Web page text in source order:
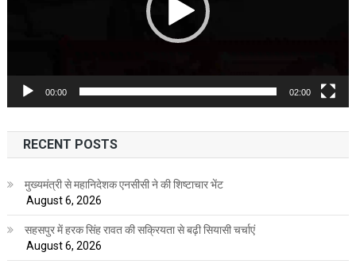
00:00 02:00
RECENT POSTS
मुख्यमंत्री से महानिदेशक एनसीसी ने की शिष्टाचार भेंट
August 6, 2026
सहसपुर में हरक सिंह रावत की सक्रियता से बढ़ी सियासी चर्चाएं
August 6, 2026